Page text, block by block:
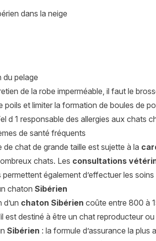
du pelage
de la robe imperméable, il faut le
poils et limiter la formation de boules de
d 1 responsable des allergies aux chats
de santé fréquents
de chat de grande taille est sujette à la
chats. Les consultations
permettent également d’effectuer les
chaton Sibérien
d’un chaton Sibérien coûte entre 800 à
est destiné à être un chat reproducteur
Sibérien : la formule d’assurance la plus